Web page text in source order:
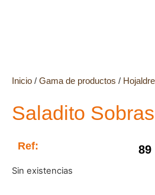
Inicio / Gama de productos /
Saladito
Ref: 89
Sin existencias